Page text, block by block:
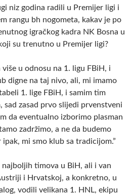
niz godina radili u Premijer ligi i
rangu bh nogometa, kakav je po
igračkog kadra NK Bosna u
su trenutno u Premijer ligi?
u odnosu na 1. ligu FBiH, i
digne na taj nivo, ali, mi imamo
1. lige FBiH, i samim tim
zasad prvo slijedi prvenstveni
da eventualno izborimo plasman
zadržimo, a ne da budemo
mi smo klub sa tradicijom.”
timova u BiH, ali i van
i Hrvatskoj, a konkretno, u
vodili velikana 1. HNL, ekipu